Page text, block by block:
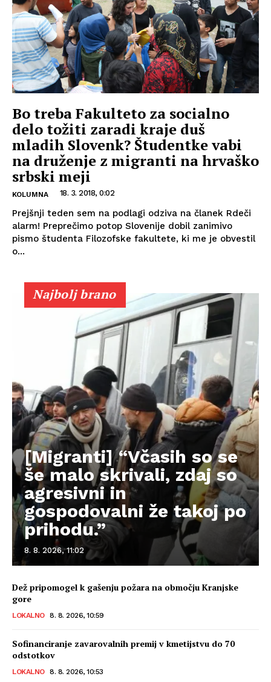
Bo treba Fakulteto za socialno
delo tožiti zaradi kraje duš
mladih Slovenk? Študentke vabi
na druženje z migranti na hrvaško
srbski meji
KOLUMNA 18. 3. 2018, 0:02
Prejšnji teden sem na podlagi odziva na članek Rdeči
alarm! Preprečimo potop Slovenije dobil zanimivo
pismo študenta Filozofske fakultete, ki me je obvestil
o...
Najbolj brano
[Migranti] “Včasih so se
še malo skrivali, zdaj so
agresivni in
gospodovalni že takoj po
prihodu.”
8. 8. 2026, 11:02
Dež pripomogel k gašenju požara na območju Kranjske
gore
LOKALNO 8. 8. 2026, 10:59
Sofinanciranje zavarovalnih premij v kmetijstvu do 70
odstotkov
LOKALNO 8. 8. 2026, 10:53